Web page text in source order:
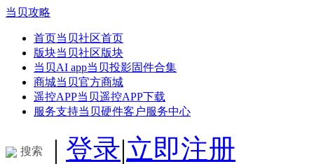
当贝攻略
首页当贝社区首页
版块当贝社区版块
当贝AI app当贝投影固件合集
商城当贝官方商城
遥控APP当贝遥控APP下载
服务支持当贝硬件客户服务中心
搜索 | 登录|立即注册